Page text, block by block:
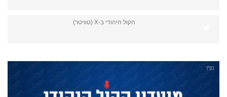
הקול היהודי ב-X (טוויטר)